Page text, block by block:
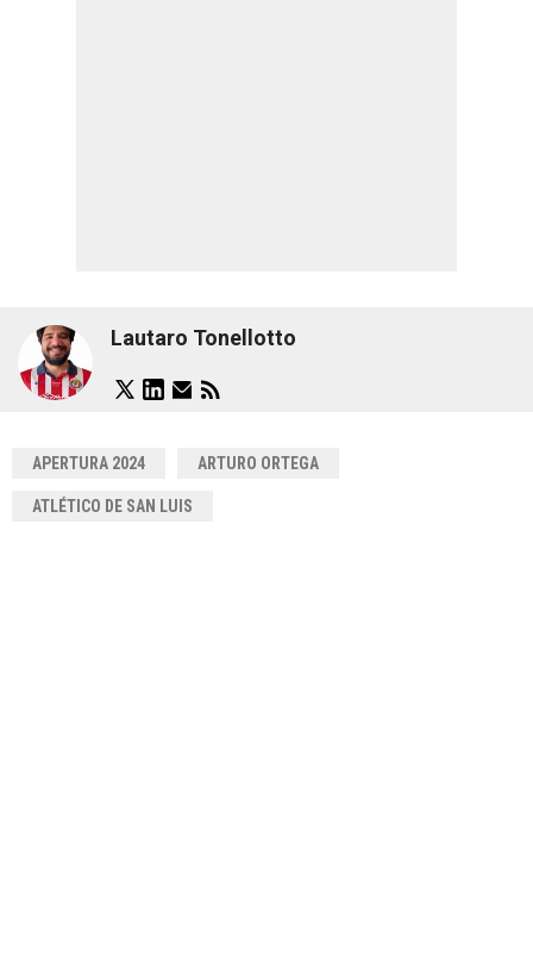
Lautaro Tonellotto
APERTURA 2024 ARTURO ORTEGA
ATLÉTICO DE SAN LUIS